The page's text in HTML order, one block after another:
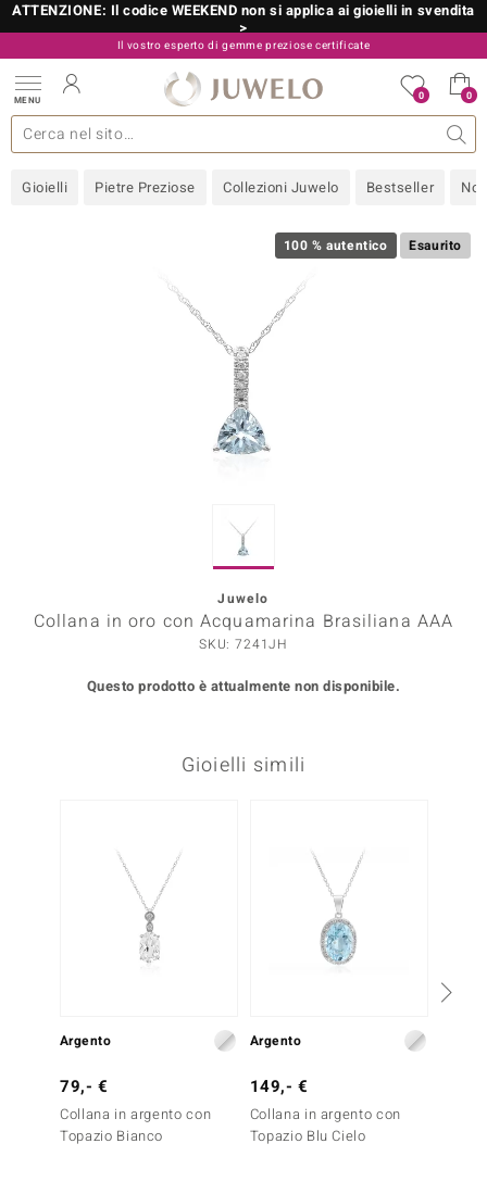
ATTENZIONE: Il codice WEEKEND non si applica ai gioielli in svendita
>
Il vostro esperto di gemme preziose certificate
800 986 787
MENU 0 0
Gioielli Pietre Preziose Collezioni Juwelo Bestseller
gioielli Design Metallo prezioso Misure anelli
più importanti Pietre preziose per colore Pietre preziose
SELECTION
Collection
Informazioni generali Approfondimenti Consigli
Acquistare in diretta Juwelo
100 % autentico Esaurito
Juwelo
Collana in oro con Acquamarina Brasiliana AAA
SKU: 7241JH
Questo prodotto è attualmente non disponibile.
Gioielli simili
Argento
79,- €
Collana in argento con
Topazio Bianco
Argento
149,- €
Collana in argento con
Topazio Blu Cielo